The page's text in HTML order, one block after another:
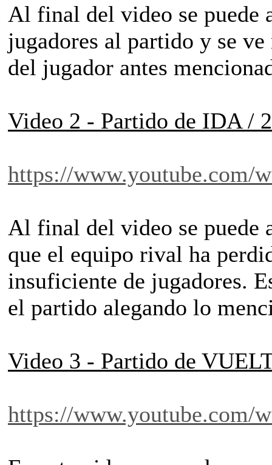
Al final del video se puede
jugadores al partido y se
del jugador antes
Video 2 - Partido de IDA /
https://www.youtube.com/
Al final del video se puede
que el equipo rival ha
insuficiente de jugadores.
el partido alegando lo
Video 3 - Partido de
https://www.youtube.com/